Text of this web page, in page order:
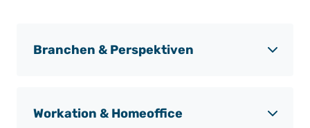
Branchen & Perspektiven
Workation & Homeoffice